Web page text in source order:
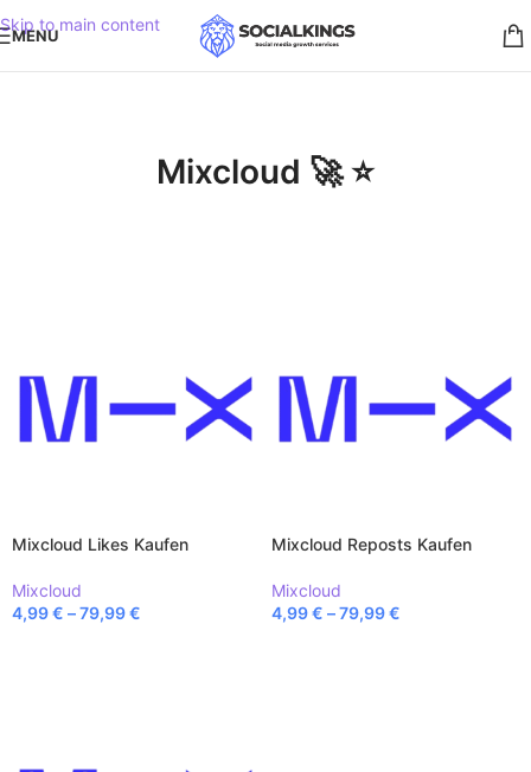
Skip to main content
MENU
Mixcloud 🚀 ⭐️
Mixcloud Likes Kaufen
Mixcloud
4,99€ –79,99€
Mixcloud Reposts Kaufen
Mixcloud
4,99€ –79,99€